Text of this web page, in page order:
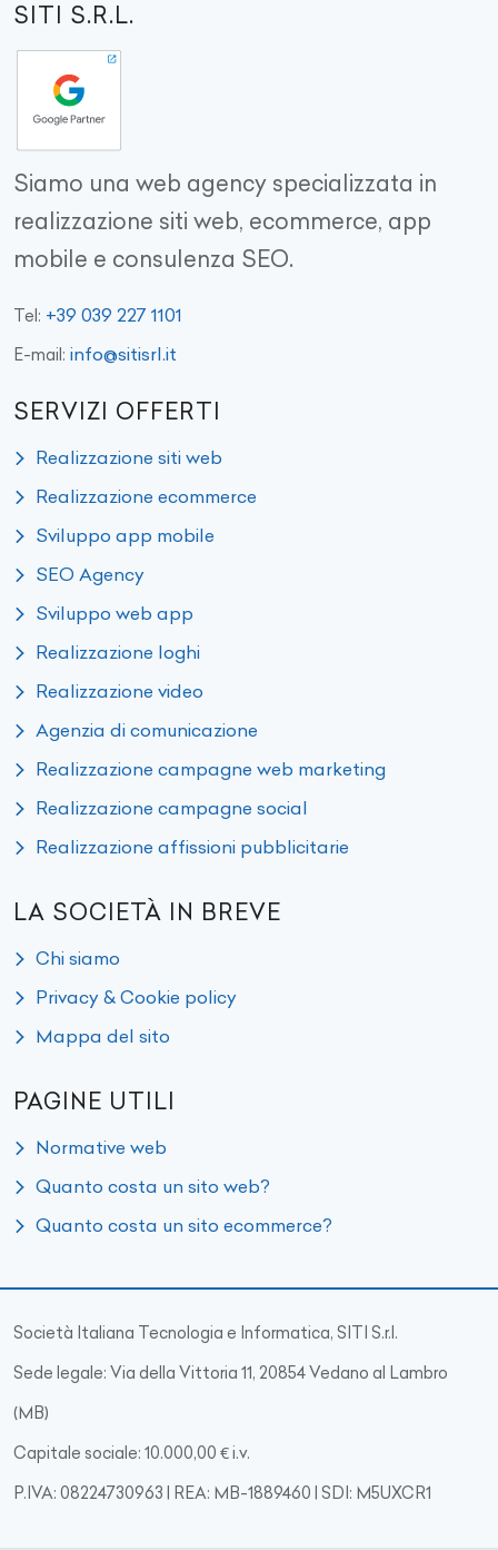
SITI S.R.L.
Siamo una web agency specializzata in
realizzazione siti web, ecommerce, app
mobile e consulenza SEO.
Tel: +39 039 227 1101
E-mail: info@sitisrl.it
SERVIZI OFFERTI
Realizzazione siti web
Realizzazione ecommerce
Sviluppo app mobile
SEO Agency
Sviluppo web app
Realizzazione loghi
Realizzazione video
Agenzia di comunicazione
Realizzazione campagne web marketing
Realizzazione campagne social
Realizzazione affissioni pubblicitarie
LA SOCIETÀ IN BREVE
Chi siamo
Privacy & Cookie policy
Mappa del sito
PAGINE UTILI
Normative web
Quanto costa un sito web?
Quanto costa un sito ecommerce?
Società Italiana Tecnologia e Informatica, SITI S.r.l.
Sede legale: Via della Vittoria 11, 20854 Vedano al Lambro
(MB)
Capitale sociale: 10.000,00 € i.v.
P.IVA: 08224730963 | REA: MB-1889460 | SDI: M5UXCR1